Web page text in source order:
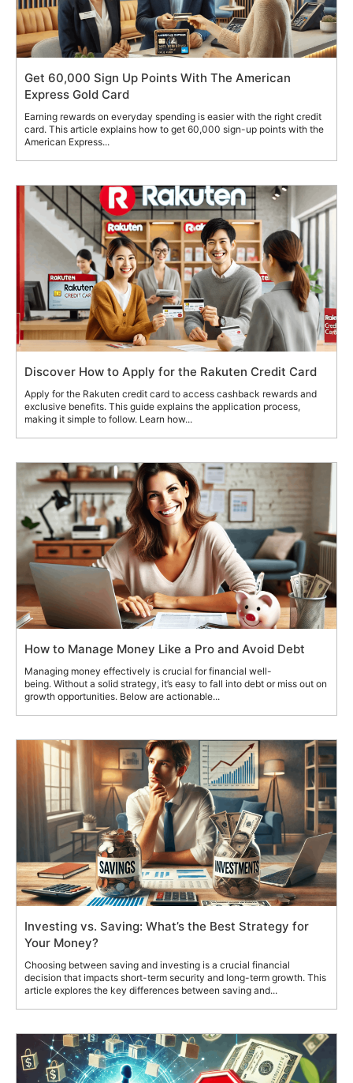
Get 60,000 Sign Up Points With The American
Express Gold Card
Earning rewards on everyday spending is easier with the right credit
card. This article explains how to get 60,000 sign-up points with the
American Express...
Discover How to Apply for the Rakuten Credit Card
Apply for the Rakuten credit card to access cashback rewards and
exclusive benefits. This guide explains the application process,
making it simple to follow. Learn how...
How to Manage Money Like a Pro and Avoid Debt
Managing money effectively is crucial for financial well-
being. Without a solid strategy, it’s easy to fall into debt or miss out on
growth opportunities. Below are actionable...
Investing vs. Saving: What’s the Best Strategy for
Your Money?
Choosing between saving and investing is a crucial financial
decision that impacts short-term security and long-term growth. This
article explores the key differences between saving and...